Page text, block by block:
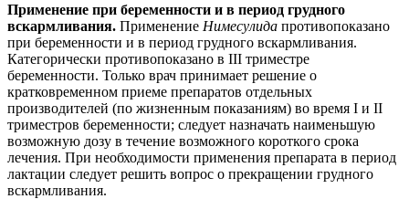
Применение при беременности и в период грудного
вскармливания. Применение Нимесулида противопоказано
при беременности и в период грудного вскармливания.
Категорически противопоказано в III триместре
беременности. Только врач принимает решение о
кратковременном приеме препаратов отдельных
производителей (по жизненным показаниям) во время I и II
триместров беременности; следует назначать наименьшую
возможную дозу в течение возможного короткого срока
лечения. При необходимости применения препарата в период
лактации следует решить вопрос о прекращении грудного
вскармливания.